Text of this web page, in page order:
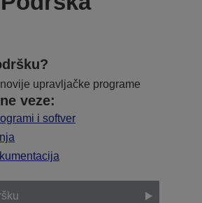
upravljačke programe
veze:
i softver